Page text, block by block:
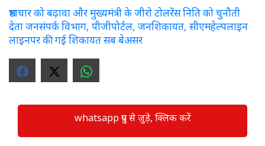
भ्रष्टाचार को बढ़ावा और मुख्यमंत्री के जीरो टोलरेंस निति को चुनौती
देता जनसंपर्क विभाग, पीजीपोर्टल, जनशिकायत, सीएमहेल्पलाइन
लाइनपर की गई शिकायत सब बेअसर
whatsapp ग्रुप से जुड़े, क्लिक करें